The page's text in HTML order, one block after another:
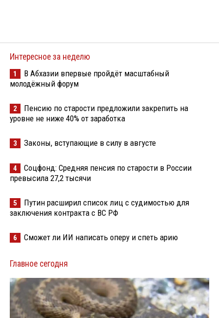
Интересное за неделю
1
В Абхазии впервые пройдёт масштабный
молодёжный форум
2
Пенсию по старости предложили закрепить на
уровне не ниже 40% от заработка
3 Законы, вступающие в силу в августе
4
Соцфонд: Средняя пенсия по старости в России
превысила 27,2 тысячи
5
Путин расширил список лиц с судимостью для
заключения контракта с ВС РФ
6 Сможет ли ИИ написать оперу и спеть арию
Главное сегодня